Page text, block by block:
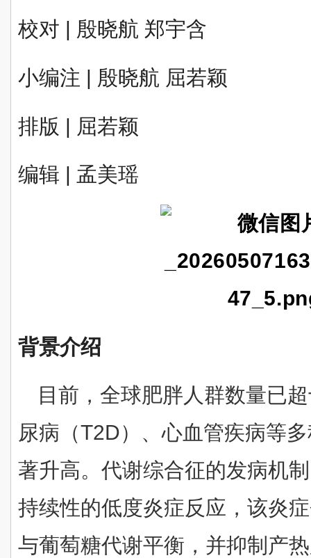
校对 | 殷晓航 郑宇含
小编注 | 殷晓航 屈若颖
排版 | 屈若颖
编辑 | 孟美瑶
背景介绍
目前，全球肥胖人群数量已
尿病（T2D）、心血管疾病等
著升高。代谢综合征的发病机
持续性的低度炎症反应，该炎
与葡萄糖代谢平衡，并抑制产